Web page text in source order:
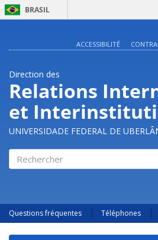
BRASIL
ACCESSIBILITÉ
Direction des
Relations
et
UNIVERSIDADE FEDERAL DE
Questions fréquentes Téléphones